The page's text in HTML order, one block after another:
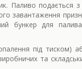
Паливо подається
завантаження
бункер для
під тиском)
та